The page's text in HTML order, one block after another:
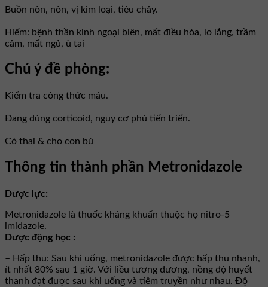
Buồn nôn, nôn, vị kim loại, tiêu chảy.
Hiếm: bệnh thần kinh ngoại biên, mất điều hòa, lo lắng, trầm
cảm, mất ngủ, ù tai
Chú ý đề phòng:
Kiểm tra công thức máu.
Đang dùng corticoid, nguy cơ phù tiến triển.
Có thai & cho con bú
Thông tin thành phần Metronidazole
Dược lực:
Metronidazole là thuốc kháng khuẩn thuộc họ nitro-5
imidazole.
Dược động học :
– Hấp thu: Sau khi uống, metronidazole được hấp thu nhanh,
ít nhất 80% sau 1 giờ. Với liều tương đương, nồng độ huyết
thanh đạt được sau khi uống và tiêm truyền như nhau. Ðộ